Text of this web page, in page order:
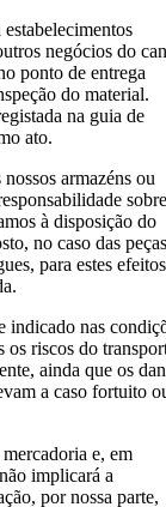
negócios do
ponto de entrega
do material.
na guia de
ato.
armazéns ou
à disposição do
no caso das peças
para estes
indicado nas
os riscos do
ainda que os
a caso fortuito
e, em
implicará a
por nossa parte,